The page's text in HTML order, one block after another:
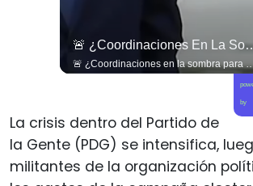
🚨 ¿Coordinaciones En La Sombra
🚨 ¿Coordinaciones en la sombra para blindar una candidatura presidencial? Nuevos chats salpican a Andrés Chadwick. 🇨🇱⚖️ Mensajes incautados por la Fiscalía revelan que el exministro operó junto a Luis Hermosilla para preparar a testigos clave en la causa por coimas de LAN en 2009. Las conversaciones desmienten la versión de Chadwick sobre haberse enterado del caso por la prensa, exponiendo una estrategia judicial y comunicacional para evitar que el escándalo de
by
La crisis dentro del Partido de
la Gente (PDG) se intensifica,
militantes de la organización